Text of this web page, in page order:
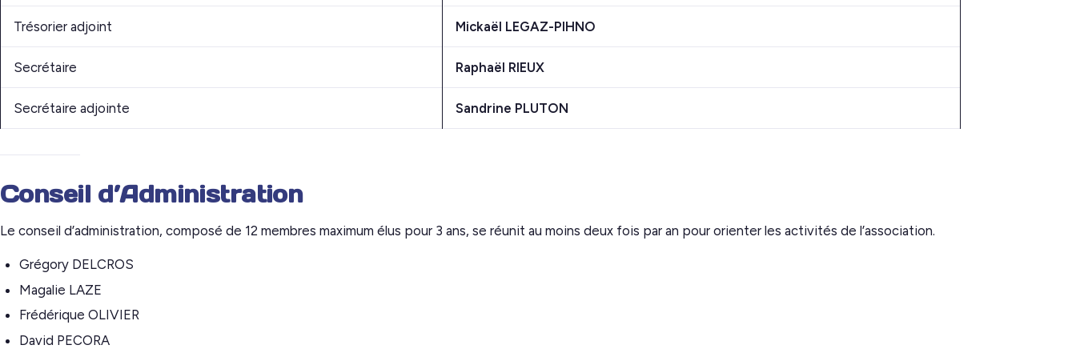
Trésorier adjoint Mickaël LEGAZ-PIHNO
Secrétaire Raphaël RIEUX
Secrétaire adjointe Sandrine PLUTON
Conseil d’Administration
Le conseil d’administration, composé de 12 membres maximum élus pour 3 ans, se réunit au moins deux fois par an pour orienter les activités de l’association.
Grégory DELCROS
Magalie LAZE
Frédérique OLIVIER
David PECORA